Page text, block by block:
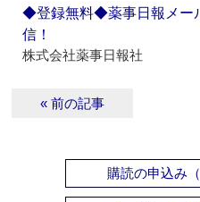
◆登録無料◆薬事日報メー
信！
株式会社薬事日報社
« 前の記事
購読の申込み